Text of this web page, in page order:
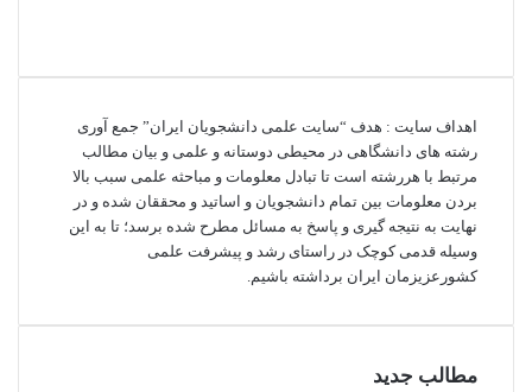
اهداف سایت : هدف “سایت علمی دانشجویان ایران” جمع آوری
رشته های دانشگاهی در محیطی دوستانه و علمی و بیان مطالب
مرتبط با هررشته است تا تبادل معلومات و مباحثه علمی سبب بالا
بردن معلومات بین تمام دانشجویان و اساتید و محققان شده و در
نهایت به نتیجه گیری و پاسخ به مسائل مطرح شده برسد؛ تا به این
وسیله قدمی کوچک در راستای رشد و پیشرفت علمی
کشورعزیزمان ایران برداشته باشیم.
مطالب جدید